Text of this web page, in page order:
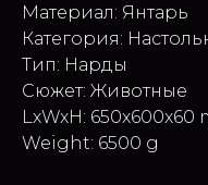
Материал: Янтарь
Категория:
Тип: Нарды
Сюжет: Животные
LxWxH: 650x600x60
Weight: 6500 g